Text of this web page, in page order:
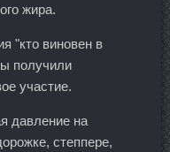
жира.
"кто виновен в
получили
участие.
давление на
степпере,